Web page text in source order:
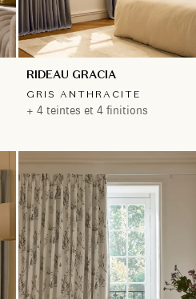
RIDEAU GRACIA
GRIS ANTHRACITE
+ 4 teintes et 4 finitions